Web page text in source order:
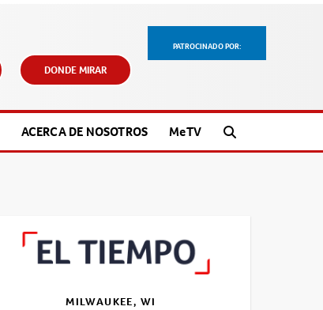
PATROCINADO POR:
DONDE MIRAR
ACERCA DE NOSOTROS MeTV
MILWAUKEE, WI